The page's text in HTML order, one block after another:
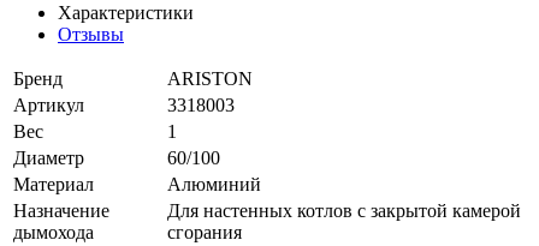
Характеристики
Отзывы
Бренд
ARISTON
Артикул
3318003
Вес
1
Диаметр
60/100
Материал
Алюминий
Назначение
дымохода
Для настенных котлов с закрытой камерой
сгорания